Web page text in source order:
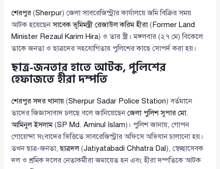
শেরপুর (Sherpur) জেলা সাবরেজিস্ট্রার কার্যালয়ে জমি বিক্রির সময়
আটক হয়েছেনসাবেক ভূমিমন্ত্রী রেজাউল করিম হীরা(Former Land
Minister Rezaul Karim Hira) ও তার স্ত্রী। মঙ্গলবার (২৭ মে) বিকেলে
তাকে জনতা ও ছাত্রদের সহযোগিতায় পুলিশের কাছে সোপর্দ করা হয়।
ছাত্র-জনতার হাতে আটক, পুলিশের
হেফাজতে হীরা দম্পতি
শেরপুর সদর থানায় (Sherpur Sadar Police Station) বর্তমানে
তাদের জিজ্ঞাসাবাদ চলছে বলে জানিয়েছেনজেলা পুলিশ সুপার মো.
আমিনুল ইসলাম(SP Md. Aminul Islam)। পুলিশ জানায়, গোপন
গোয়েন্দা সংবাদের ভিত্তিতে সাবরেজিস্ট্রার অফিসে অভিযান চালানো হয়।
তখন ছাত্র-জনতা,ছাত্রদল(Jatiyatabadi Chhatra Dal), স্বেচ্ছাসেবক
দল ও শ্রমিক দলের নেতাকর্মীরা জমায়েত হন এবং হীরা দম্পতিকে আটক